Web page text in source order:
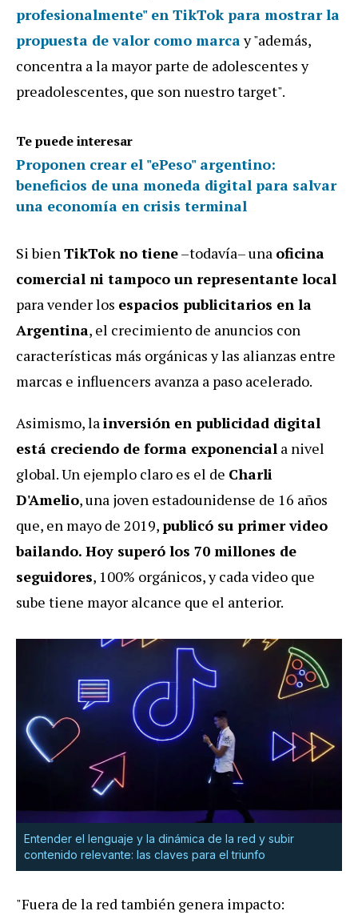
profesionalmente" en TikTok para mostrar la
propuesta de valor como marcay "además,
concentra a la mayor parte de adolescentes y
preadolescentes, que son nuestro target".
Te puede interesar
Proponen crear el "ePeso" argentino:
beneficios de una moneda digital para salvar
una economía en crisis terminal
Si bienTikTok no tiene–todavía– una oficina
comercial ni tampoco un representante local
para vender los espacios publicitarios en la
Argentina, el crecimiento de anuncios con
características más orgánicas y las alianzas entre
marcas e influencers avanza a paso acelerado.
Asimismo, lainversión en publicidad digital
está creciendo de forma exponencial a nivel
global. Un ejemplo claro es el de Charli
D'Amelio, una joven estadounidense de 16 años
que, en mayo de 2019,publicó su primer video
bailando. Hoy superó los 70 millones de
seguidores, 100% orgánicos, y cada video que
sube tiene mayor alcance que el anterior.
Entender el lenguaje y la dinámica de la red y subir
contenido relevante: las claves para el triunfo
"Fuera de la red también genera impacto: